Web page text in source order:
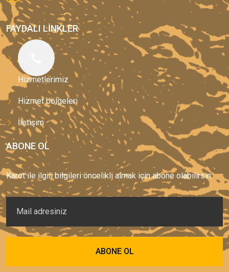
FAYDALI LINKLER
Anasayfa
Hizmetlerimiz
Hizmet bölgeleri
İletişim
ABONE OL
Karot ile ilgili bilgileri öncelikli almak için abone olabilirsin.